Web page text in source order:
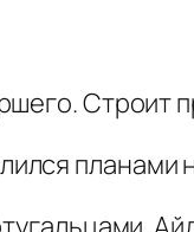
Строит
планами